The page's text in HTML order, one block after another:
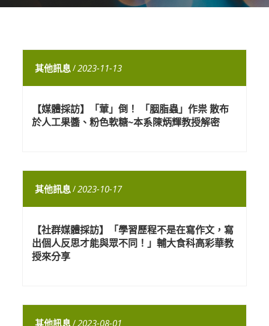
其他訊息/2023-11-13
【媒體採訪】「葷」倒！ 「胭脂蟲」作祟 散布
於人工果醬、粉色軟糖~本系陳炳輝教授解密
其他訊息/2023-10-17
【社群媒體採訪】「學習歷程不是在寫作文，寫
出個人反思才能與眾不同！」輔大食科高彩華教
授來分享
其他訊息/2023-08-01